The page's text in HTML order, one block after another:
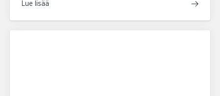
Lue lisää